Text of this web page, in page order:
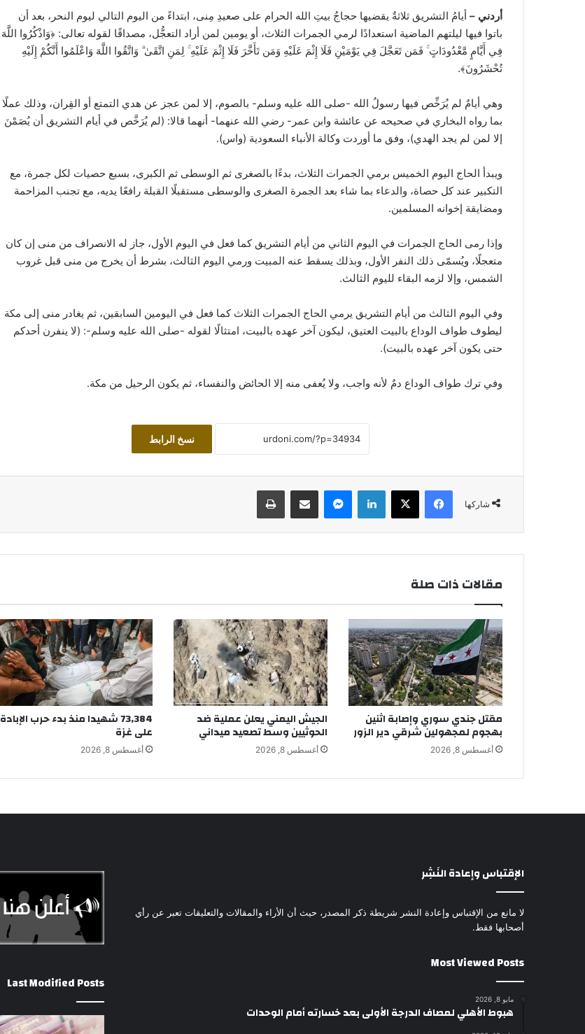
أردني – أيامُ التشريق ثلاثةٌ يقضيها حجاجُ بيتِ الله الحرام على صعيدِ مِنى، ابتداءً من اليوم التالي ليوم النحر، بعد أن
باتوا فيها ليلتهم الماضية استعدادًا لرمي الجمرات الثلاث، أو يومين لمن أراد التعجُّل، مصداقًا لقوله تعالى: ﴿وَاذْكُرُوا اللَّهَ
فِي أَيَّامٍ مَّعْدُودَاتٍ ۚ فَمَن تَعَجَّلَ فِي يَوْمَيْنِ فَلَا إِثْمَ عَلَيْهِ وَمَن تَأَخَّرَ فَلَا إِثْمَ عَلَيْهِ ۚ لِمَنِ اتَّقَىٰ ۗ وَاتَّقُوا اللَّهَ وَاعْلَمُوا أَنَّكُمْ إِلَيْهِ
تُحْشَرُونَ﴾.
وهي أيامٌ لم يُرَخِّص فيها رسولُ الله -صلى الله عليه وسلم- بالصوم، إلا لمن عجز عن هدي التمتع أو القِران، وذلك عملًا
بما رواه البخاري في صحيحه عن عائشة وابن عمر- رضي الله عنهما- أنهما قالا: (لم يُرَخَّص في أيام التشريق أن يُصَمْنَ
إلا لمن لم يجد الهدي)، وفق ما أوردت وكالة الأنباء السعودية (واس).
ويبدأ الحاج اليوم الخميس برمي الجمرات الثلاث، بدءًا بالصغرى ثم الوسطى ثم الكبرى، بسبع حصيات لكل جمرة، مع
التكبير عند كل حصاة، والدعاء بما شاء بعد الجمرة الصغرى والوسطى مستقبلًا القبلة رافعًا يديه، مع تجنب المزاحمة
ومضايقة إخوانه المسلمين.
وإذا رمى الحاج الجمرات في اليوم الثاني من أيام التشريق كما فعل في اليوم الأول، جاز له الانصراف من منى إن كان
متعجلًا، ويُسمّى ذلك النفر الأول، وبذلك يسقط عنه المبيت ورمي اليوم الثالث، بشرط أن يخرج من منى قبل غروب
الشمس، وإلا لزمه البقاء لليوم الثالث.
وفي اليوم الثالث من أيام التشريق يرمي الحاج الجمرات الثلاث كما فعل في اليومين السابقين، ثم يغادر منى إلى مكة
ليطوف طواف الوداع بالبيت العتيق، ليكون آخر عهده بالبيت، امتثالًا لقوله -صلى الله عليه وسلم-: (لا ينفرن أحدكم
حتى يكون آخر عهده بالبيت).
وفي ترك طواف الوداع دمٌ لأنه واجب، ولا يُعفى منه إلا الحائض والنفساء، ثم يكون الرحيل من مكة.
نسخ الرابط
شاركها
فيسبوك لينكدإن
مقالات ذات صلة
مقتل جندي سوري وإصابة اثنين
بهجوم لمجهولين شرقي دير الزور
أغسطس 8, 2026
الجيش اليمني يعلن عملية ضد
الحوثيين وسط تصعيد ميداني
أغسطس 8, 2026
73,384 شهيدا منذ بدء حرب الإبادة
على غزة
أغسطس 8, 2026
الإقتباس وإعادة النَشِر
لا مانع من الإقتباس وإعادة النشر شريطة ذكر المصدر، حيث أن الأراء والمقالات والتعليقات تعبر عن رأي
أصحابها فقط.
Most Viewed Posts
مايو 8, 2026
هبوط الأهلي لمصاف الدرجة الأولى بعد خسارته أمام الوحدات
Last Modified Posts